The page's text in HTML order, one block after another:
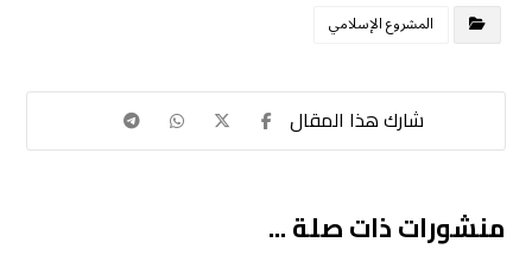
المشروع الإسلامي
منشورات ذات صلة ...